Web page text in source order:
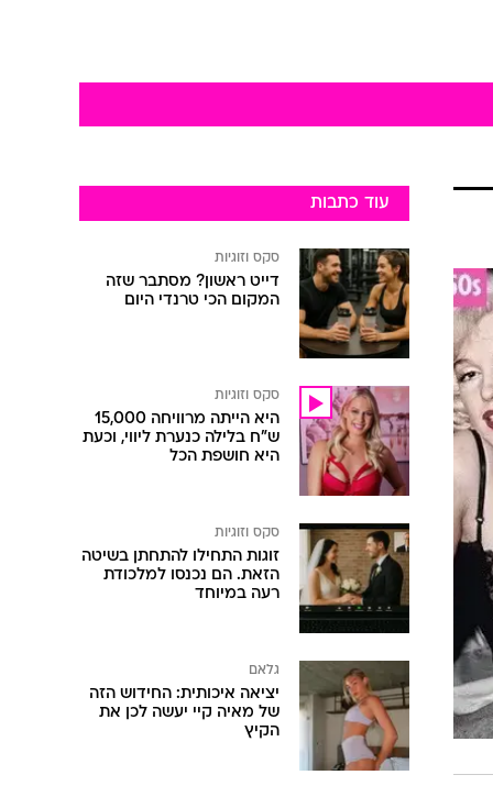
עוד כתבות
סקס וזוגיות
דייט ראשון? מסתבר שזה
המקום הכי טרנדי היום
סקס וזוגיות
היא הייתה מרוויחה 15,000
ש"ח בלילה כנערת ליווי, וכעת
היא חושפת הכל
סקס וזוגיות
זוגות התחילו להתחתן בשיטה
הזאת. הם נכנסו למלכודת
רעה במיוחד
גלאם
יציאה איכותית: החידוש הזה
של מאיה קיי יעשה לכן את
הקיץ